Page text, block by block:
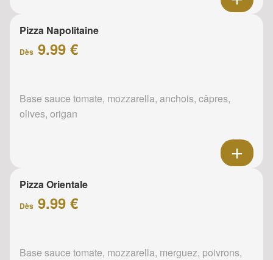
Pizza Napolitaine
Dès 9.99 €
Base sauce tomate, mozzarella, anchois, câpres,
olives, origan
Pizza Orientale
Dès 9.99 €
Base sauce tomate, mozzarella, merguez, poivrons,